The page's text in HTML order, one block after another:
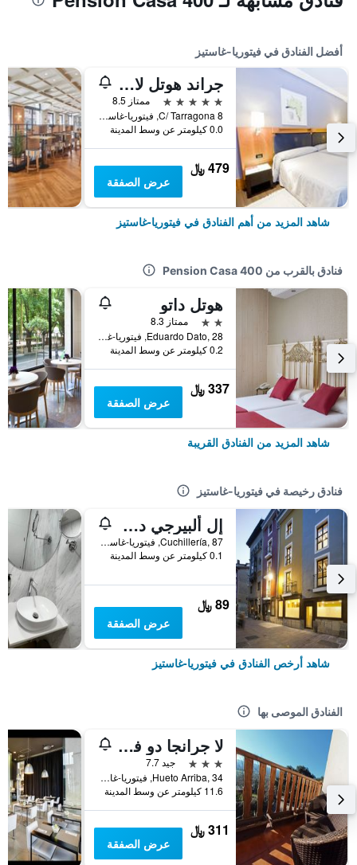
أفضل الفنادق في فيتوريا-غاستيز
جراند هوتل لاكوا
5 نجوم
ممتاز 8.5
C/ Tarragona 8, فيتوريا-غاستيز, مقاطعة ألافا, أسبانيا
0.0 كيلومتر عن وسط المدينة
479 ﷼
عرض الصفقة
شاهد المزيد من أهم الفنادق في فيتوريا-غاستيز
فنادق بالقرب من Pension Casa 400
هوتل داتو
2 نجمتين
ممتاز 8.3
Eduardo Dato, 28, فيتوريا-غاستيز, مقاطعة ألافا, أسبانيا
0.2 كيلومتر عن وسط المدينة
337 ﷼
عرض الصفقة
شاهد المزيد من الفنادق القريبة
فنادق رخيصة في فيتوريا-غاستيز
إل ألبيرجي دي لا كاتيدرال - هوستل
Cuchillería, 87, فيتوريا-غاستيز, مقاطعة ألافا, أسبانيا
0.1 كيلومتر عن وسط المدينة
89 ﷼
عرض الصفقة
شاهد أرخص الفنادق في فيتوريا-غاستيز
الفنادق الموصى بها
لا جرانجا دو فيتوريا
3 نجوم
جيد 7.7
Hueto Arriba, 34, فيتوريا-غاستيز, مقاطعة ألافا, أسبانيا
11.6 كيلومتر عن وسط المدينة
311 ﷼
عرض الصفقة